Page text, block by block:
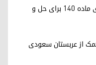
تأکید کمیته مناطق کوردستانی بر اجرای ماده ۱۴۰ برای حل و
از عربستان سعودی